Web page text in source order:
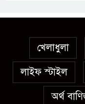
খেলাধুলা
লাইফ স্টাইল
অর্থ